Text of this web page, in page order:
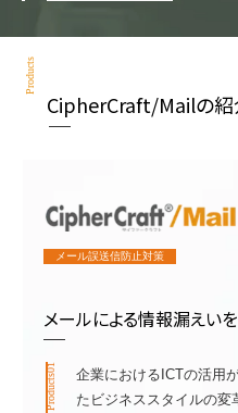
CipherCraft/Mailの
Products
メール誤送信防止対策
メールによる情報漏えいを
Products01
企業におけるICTの活用
たビジネススタイルの